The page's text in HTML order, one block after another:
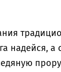
надейся,